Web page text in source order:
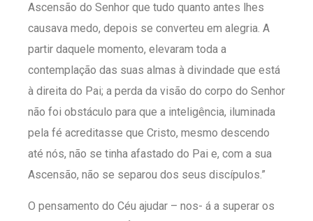
Ascensão do Senhor que tudo quanto antes lhes
causava medo, depois se converteu em alegria. A
partir daquele momento, elevaram toda a
contemplação das suas almas à divindade que está
à direita do Pai; a perda da visão do corpo do Senhor
não foi obstáculo para que a inteligência, iluminada
pela fé acreditasse que Cristo, mesmo descendo
até nós, não se tinha afastado do Pai e, com a sua
Ascensão, não se separou dos seus discípulos.”
O pensamento do Céu ajudar – nos- á a superar os